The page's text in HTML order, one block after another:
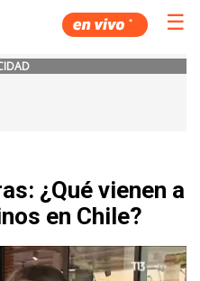
☰
¿Qué vienen a
en Chile?